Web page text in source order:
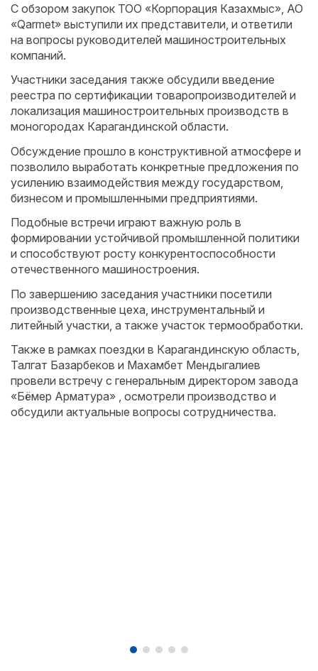
С обзором закупок ТОО «Корпорация Казахмыс», АО
«Qarmet» выступили их представители, и ответили
на вопросы руководителей машиностроительных
компаний.
Участники заседания также обсудили введение
реестра по сертификации товаропроизводителей и
локализация машиностроительных производств в
моногородах Карагандинской области.
Обсуждение прошло в конструктивной атмосфере и
позволило выработать конкретные предложения по
усилению взаимодействия между государством,
бизнесом и промышленными предприятиями.
Подобные встречи играют важную роль в
формировании устойчивой промышленной политики
и способствуют росту конкурентоспособности
отечественного машиностроения.
По завершению заседания участники посетили
производственные цеха, инструментальный и
литейный участки, а также участок термообработки.
Также в рамках поездки в Карагандинскую область,
Талгат Базарбеков и Махамбет Мендыгалиев
провели встречу с генеральным директором завода
«Бёмер Арматура» , осмотрели производство и
обсудили актуальные вопросы сотрудничества.